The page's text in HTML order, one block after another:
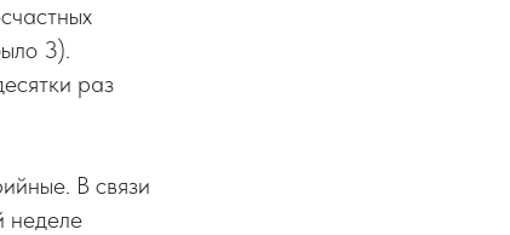
3).
раз
В связи
неделе